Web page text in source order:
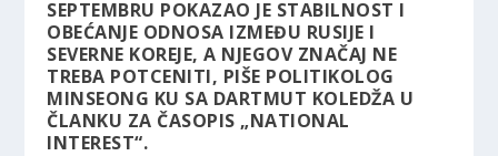
SEPTEMBRU POKAZAO JE STABILNOST I
OBEĆANJE ODNOSA IZMEĐU RUSIJE I
SEVERNE KOREJE, A NJEGOV ZNAČAJ NE
TREBA POTCENITI, PIŠE POLITIKOLOG
MINSEONG KU SA DARTMUT KOLEDŽA U
ČLANKU ZA ČASOPIS „NATIONAL
INTEREST“.